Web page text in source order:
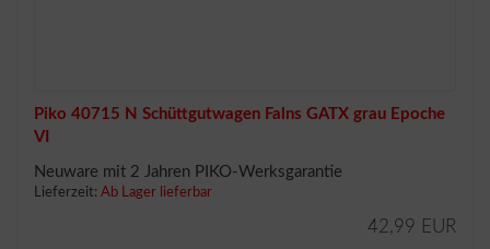
Piko 40715 N Schüttgutwagen Falns GATX grau Epoche
VI
Neuware mit 2 Jahren PIKO-Werksgarantie
Lieferzeit: Ab Lager lieferbar
42,99 EUR